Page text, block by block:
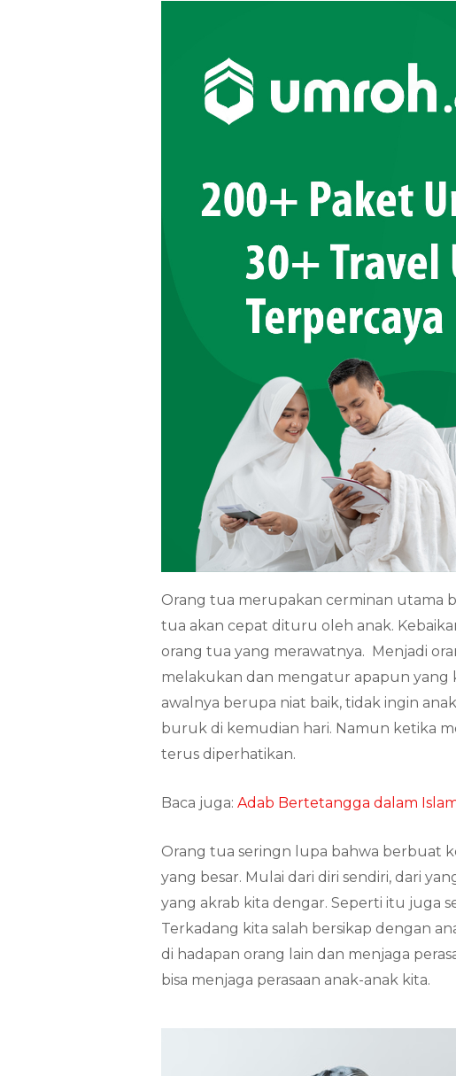
Orang tua merupakan cerminan utama
tua akan cepat dituru oleh anak.
orang tua yang merawatnya. Menjadi
melakukan dan mengatur apapun yang
awalnya berupa niat baik, tidak ingin
buruk di kemudian hari. Namun ketika
terus diperhatikan.
Baca juga: Adab Bertetangga dalam
Orang tua seringn lupa bahwa berbuat
yang besar. Mulai dari diri sendiri, dari
yang akrab kita dengar. Seperti itu juga
Terkadang kita salah bersikap dengan
di hadapan orang lain dan menjaga
bisa menjaga perasaan anak-anak kita.